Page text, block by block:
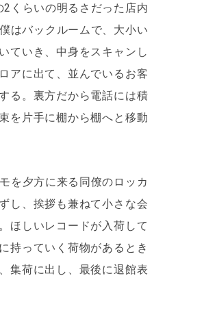
は
矢
印
キ
だ
さ
くらいの明るさだった店内
はバックルームで、大小い
ていき、中身をスキャンし
アに出て、並んでいるお客
る。裏方だから電話には積
を片手に棚から棚へと移動
を夕方に来る同僚のロッカ
し、挨拶も兼ねて小さな会
ほしいレコードが入荷して
持っていく荷物があるとき
集荷に出し、最後に退館表